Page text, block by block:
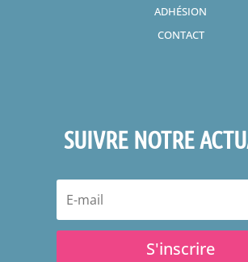
ADHÉSION
CONTACT
SUIVRE NOTRE
S'inscrire